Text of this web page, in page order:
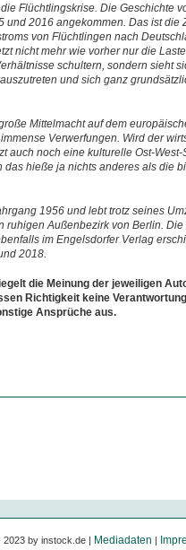
Flüchtlingskrise. Die Geschichte
und 2016 angekommen. Das ist die
von Flüchtlingen nach
nicht mehr wie vorher nur die
schultern, sondern sieht
und sich ganz
Mittelmacht auf dem
Verwerfungen. Wird der
auch noch eine kulturelle Ost-
das hieße ja nichts anderes als die
1956 und lebt trotz seines
ruhigen Außenbezirk von Berlin. Die
im Engelsdorfer Verlag
2018.
die Meinung der jeweiligen
Richtigkeit keine
Ansprüche aus.
2023 by instock.de | Mediadaten |